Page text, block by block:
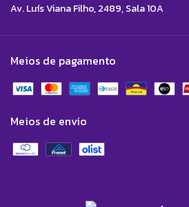
Av. Luís Viana Filho, 2489, Sala 10A
Meios de pagamento
Meios de envio